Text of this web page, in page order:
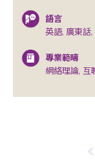
語言
英語, 廣東話
專業範疇
網絡理論, 互